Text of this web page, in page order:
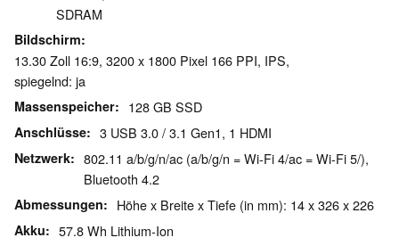
SDRAM
Bildschirm
13.30 Zoll 16:9, 3200 x 1800 Pixel 166 PPI, IPS,
spiegelnd: ja
Massenspeicher 128 GB SSD
Anschlüsse 3 USB 3.0 / 3.1 Gen1, 1 HDMI
Netzwerk
802.11 a/b/g/n/ac (a/b/g/n = Wi-Fi 4/ac = Wi-Fi 5/),
Bluetooth 4.2
Abmessungen Höhe x Breite x Tiefe (in mm): 14 x 326 x 226
Akku 57.8 Wh Lithium-Ion